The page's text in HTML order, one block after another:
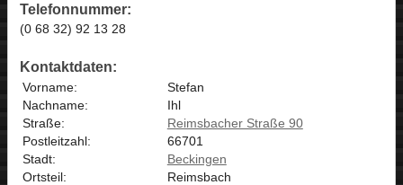
Telefonnummer:
(0 68 32) 92 13 28
Kontaktdaten:
Vorname:
Stefan
Nachname:
Ihl
Straße:
Reimsbacher Straße 90
Postleitzahl:
66701
Stadt:
Beckingen
Ortsteil:
Reimsbach